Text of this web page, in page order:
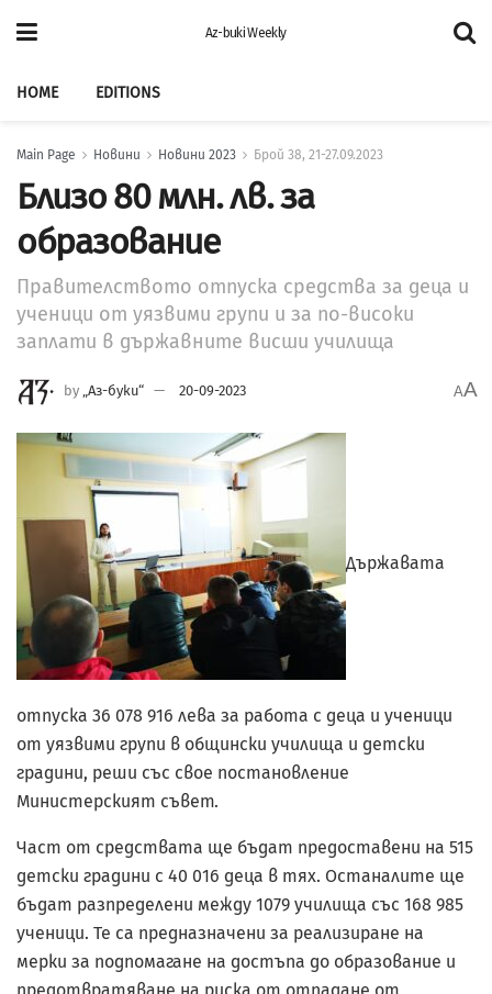
Az-buki Weekly
HOME EDITIONS
Main Page Новини Новини 2023 Брой 38, 21-27.09.2023
Близо 80 млн. лв. за
образование
Правителството отпуска средства за деца и
ученици от уязвими групи и за по-високи
заплати в държавните висши училища
by „Аз-буки“ 20-09-2023 AA
Държавата
отпуска 36 078 916 лева за работа с деца и ученици
от уязвими групи в общински училища и детски
градини, реши със свое постановление
Министерският съвет.
Част от средствата ще бъдат предоставени на 515
детски градини с 40 016 деца в тях. Останалите ще
бъдат разпределени между 1079 училища със 168 985
ученици. Те са предназначени за реализиране на
мерки за подпомагане на достъпа до образование и